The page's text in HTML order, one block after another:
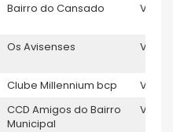
Bairro do Cansado V5
Os Avisenses V5
Clube Millennium bcp V5
CCD Amigos do Bairro
Municipal
V5